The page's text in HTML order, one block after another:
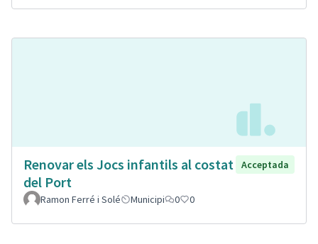
Renovar els Jocs infantils al costat
del Port
Acceptada
Ramon Ferré i Solé Municipi 0 0